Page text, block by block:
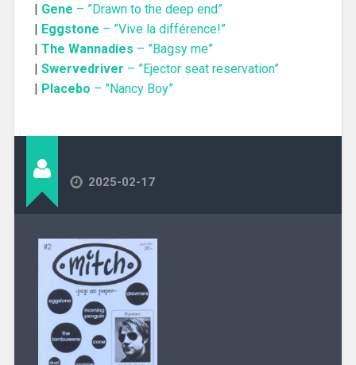
| Gene – ”Drawn to the deep end”
| Eggstone – ”Vive la différence!”
| The Wannadies – ”Bagsy me”
| Swervedriver – ”Ejector seat reservation”
| Placebo – ”Nancy Boy”
2025-02-17